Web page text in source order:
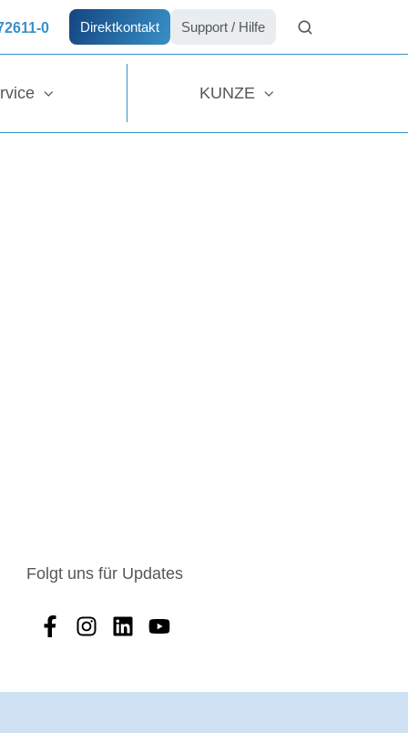
0 Direktkontakt Support / Hilfe
KUNZE
Folgt uns für Updates